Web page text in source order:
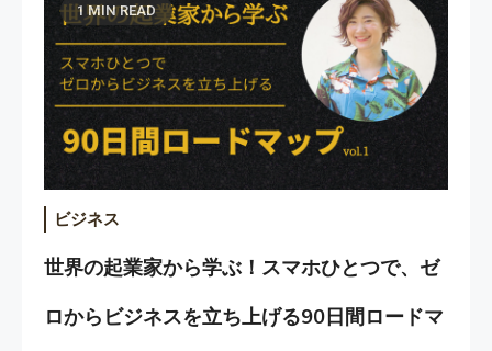
1 MIN READ
ビジネス
世界の起業家から学ぶ！スマホひとつで、ゼ
ロからビジネスを立ち上げる90日間ロードマ